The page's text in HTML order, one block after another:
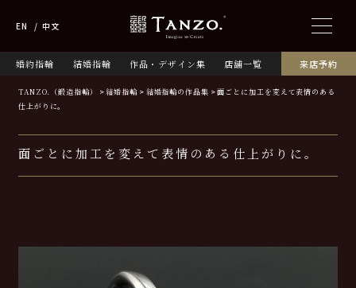
婚約指輪 結婚指輪 作品・デザイン集 店舗一覧 来店予約
EN 中文
TANZO.（鍛造指輪） 結婚指輪 結婚指輪の作品集
面ごとに加工を変えて表情のある
仕上がりに。
面ごとに加工を変えて表情のある仕上がりに。